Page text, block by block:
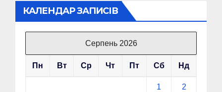
КАЛЕНДАР ЗАПИСІВ
Серпень 2026
Пн Вт Ср Чт Пт Сб Нд
1 2